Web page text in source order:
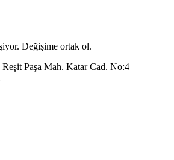
Değişime ortak ol.
Paşa Mah. Katar Cad. No:4